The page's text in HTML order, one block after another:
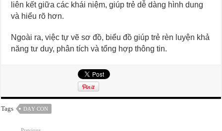
liên kết giữa các khái niệm, giúp trẻ dễ dàng hình dung
và hiểu rõ hơn.
Ngoài ra, việc tự vẽ sơ đồ, biểu đồ giúp trẻ rèn luyện khả
năng tư duy, phân tích và tổng hợp thông tin.
Tags DẠY CON